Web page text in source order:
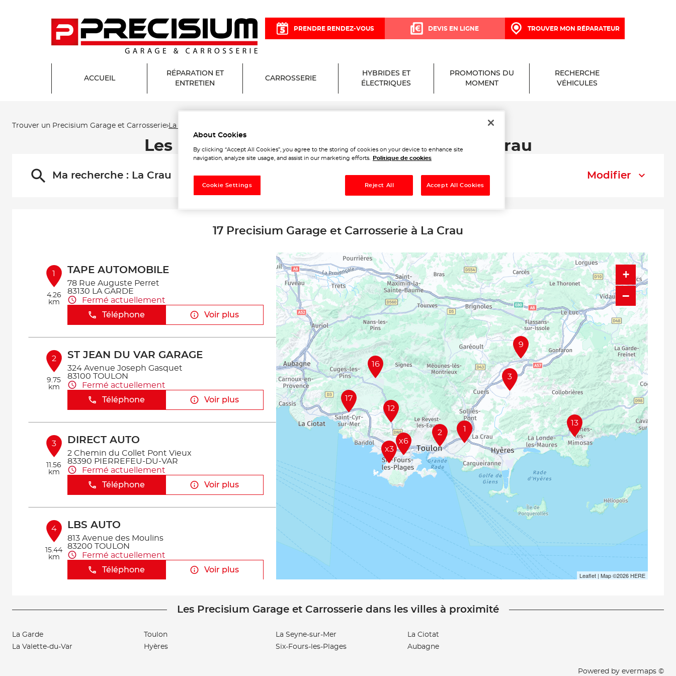
PRENDRE RENDEZ-VOUS DEVIS EN LIGNE TROUVER MON RÉPARATEUR
ACCUEIL
RÉPARATION ET
ENTRETIEN
CARROSSERIE
HYBRIDES ET
ÉLECTRIQUES
PROMOTIONS DU
MOMENT
RECHERCHE
VÉHICULES
Trouver un Precisium Garage et Carrosserie La Crau
Les Precisium Garage et Carrosserie à La Crau
Ma recherche : La Crau Modifier
17 Precisium Garage et Carrosserie à La Crau
1
4.26
km
TAPE AUTOMOBILE
78 Rue Auguste Perret
83130 LA GARDE
Fermé actuellement
Téléphone
Voir plus
2
9.75
km
ST JEAN DU VAR GARAGE
324 Avenue Joseph Gasquet
83100 TOULON
Fermé actuellement
Téléphone
Voir plus
3
11.56
km
DIRECT AUTO
2 Chemin du Collet Pont Vieux
83390 PIERREFEU-DU-VAR
Fermé actuellement
Téléphone
Voir plus
4
15.44
km
LBS AUTO
813 Avenue des Moulins
83200 TOULON
Fermé actuellement
Téléphone
Voir plus
km
SAINT HONORAT AUTOMOBILES
83500 LA SEYNE-SUR-MER
13
17
16
9
3
12
x3
x6
2 1
+
−
Leaflet| Map ©2026 HERE
Les Precisium Garage et Carrosserie dans les villes à proximité
La Garde
La Valette-du-Var
Toulon
Hyères
La Seyne-sur-Mer
Six-Fours-les-Plages
La Ciotat
Aubagne
Powered by evermaps ©
About Cookies
By clicking “Accept All Cookies”, you agree to the storing of cookies on your device to enhance site
navigation, analyze site usage, and assist in our marketing efforts.
Politique de cookies
Reject All Accept All Cookies
Cookie Settings